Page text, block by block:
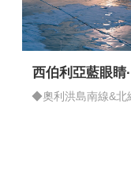
西伯利亞藍眼睛
情藍
◆奧利洪島南線&北